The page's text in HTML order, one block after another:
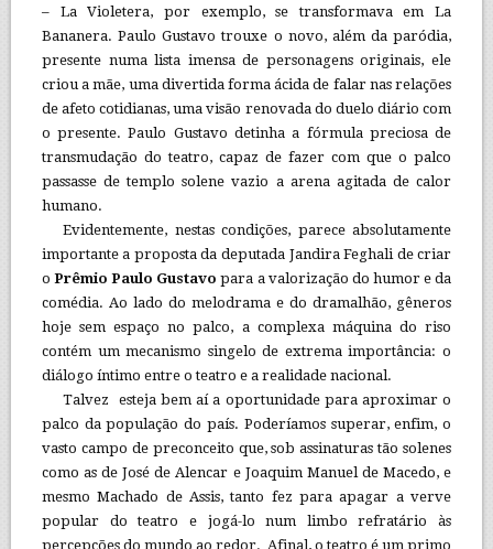
– La Violetera, por exemplo, se transformava em La
Bananera. Paulo Gustavo trouxe o novo, além da paródia,
presente numa lista imensa de personagens originais, ele
criou a mãe, uma divertida forma ácida de falar nas relações
de afeto cotidianas, uma visão renovada do duelo diário com
o presente. Paulo Gustavo detinha a fórmula preciosa de
transmudação do teatro, capaz de fazer com que o palco
passasse de templo solene vazio a arena agitada de calor
humano.
Evidentemente, nestas condições, parece absolutamente
importante a proposta da deputada Jandira Feghali de criar
oPrêmio Paulo Gustavopara a valorização do humor e da
comédia. Ao lado do melodrama e do dramalhão, gêneros
hoje sem espaço no palco, a complexa máquina do riso
contém um mecanismo singelo de extrema importância: o
diálogo íntimo entre o teatro e a realidade nacional.
Talvez esteja bem aí a oportunidade para aproximar o
palco da população do país. Poderíamos superar, enfim, o
vasto campo de preconceito que, sob assinaturas tão solenes
como as de José de Alencar e Joaquim Manuel de Macedo, e
mesmo Machado de Assis, tanto fez para apagar a verve
popular do teatro e jogá-lo num limbo refratário às
percepções do mundo ao redor. Afinal, o teatro é um primo